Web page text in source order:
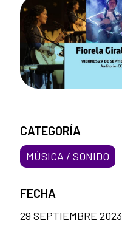
CATEGORÍA
MÚSICA / SONIDO
FECHA
29 SEPTIEMBRE 2023